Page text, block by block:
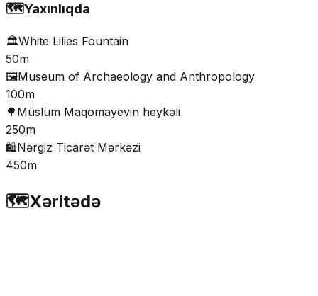
🗺️Yaxınlıqda
🏛️White Lilies Fountain
50m
🖼️Museum of Archaeology and Anthropology
100m
🌳 Müslüm Maqomayevin heykəli
250m
🛍️Nərgiz Ticarət Mərkəzi
450m
🗺️Xəritədə